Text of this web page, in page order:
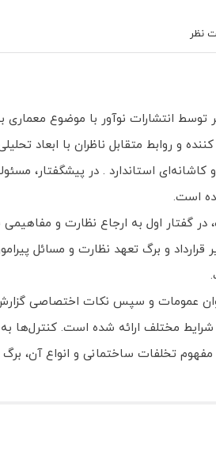
نظر
انتشارات نوآور با موضوع
با محوریت ناظر هماهنگ کننده و روابط
استاندارد . در پیشگفتار،
است.
در گفتار اول به ارجاع نظارت و
قرارداد و برگ تعهد نظارت و مسائل
عمومات و سپس نکات اختصاصی
مختلف ارائه شده است. کنترل‌ها
مفهوم تخلفات ساختمانی و انواع آن،